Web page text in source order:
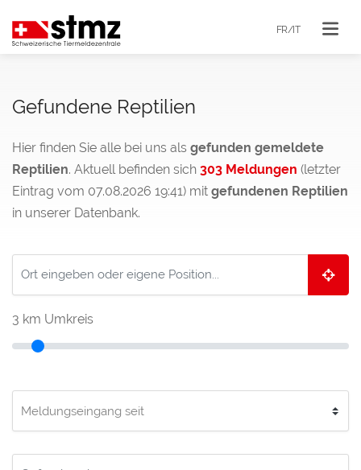
FR/IT
Gefundene Reptilien
Hier finden Sie alle bei uns als gefunden gemeldete
Reptilien. Aktuell befinden sich 303 Meldungen (letzter
Eintrag vom 07.08.2026 19:41) mit gefundenen Reptilien
in unserer Datenbank.
3 km Umkreis